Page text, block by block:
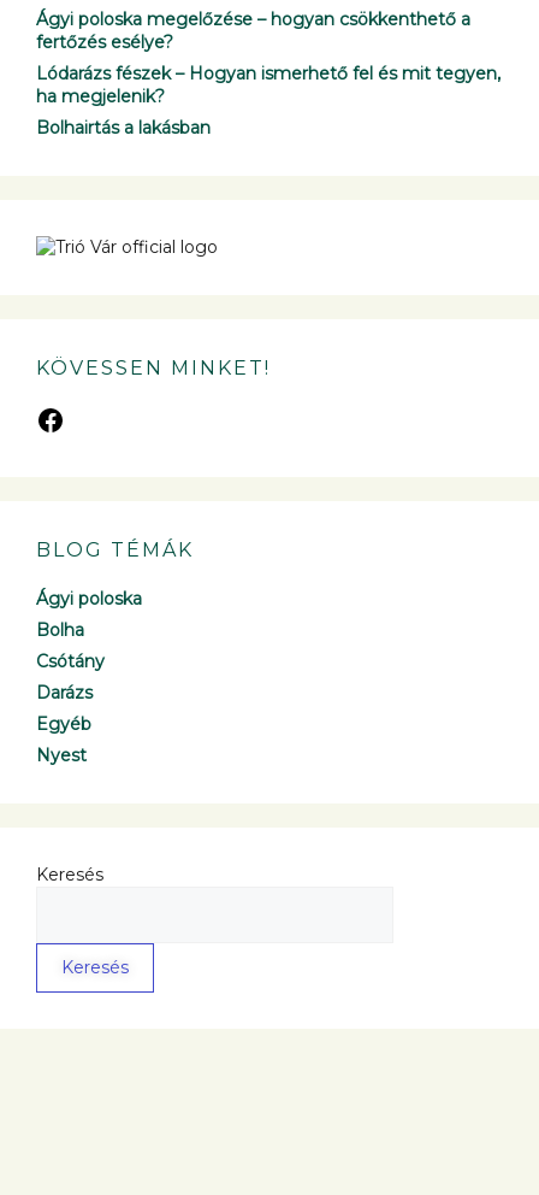
Ágyi poloska megelőzése – hogyan csökkenthető a
fertőzés esélye?
Lódarázs fészek – Hogyan ismerhető fel és mit tegyen,
ha megjelenik?
Bolhairtás a lakásban
KÖVESSEN MINKET!
BLOG TÉMÁK
Ágyi poloska
Bolha
Csótány
Darázs
Egyéb
Nyest
Keresés
Keresés